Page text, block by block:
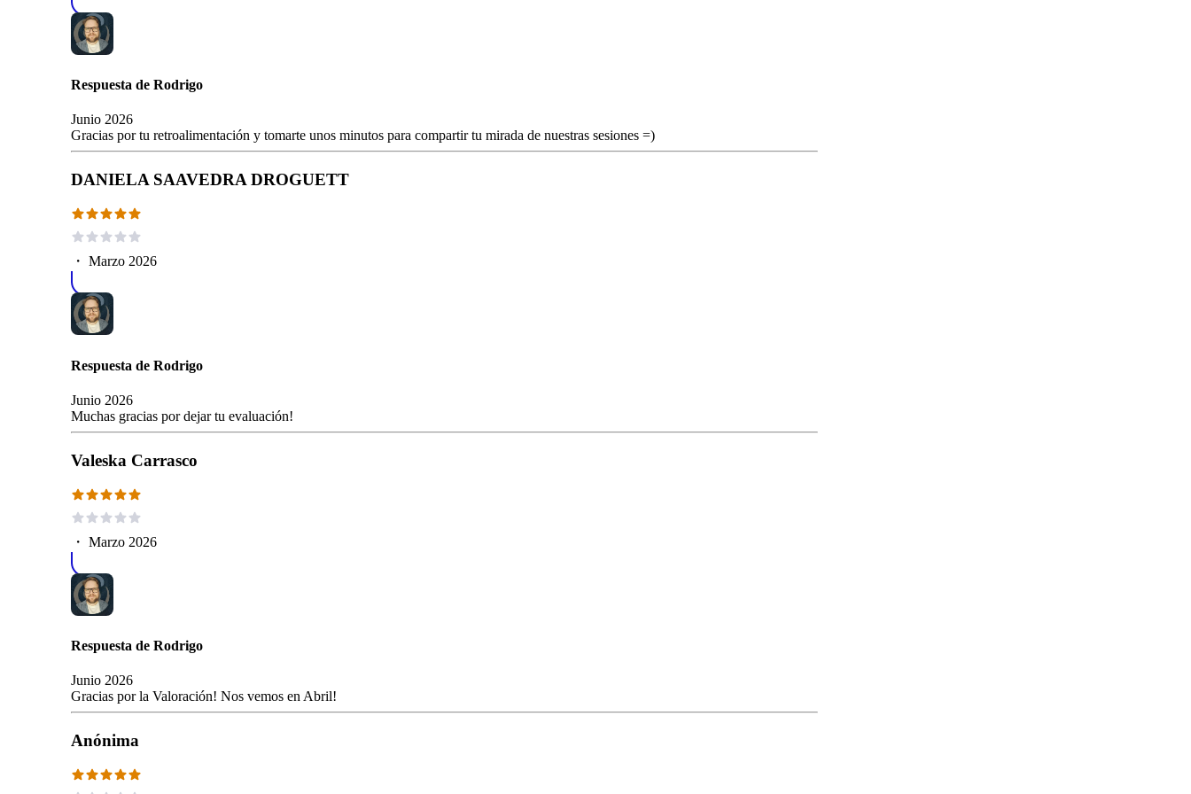
Respuesta de Rodrigo
Junio 2026
Gracias por tu retroalimentación y tomarte unos minutos para compartir tu mirada de nuestras sesiones =)
DANIELA SAAVEDRA DROGUETT
・ Marzo 2026
Respuesta de Rodrigo
Junio 2026
Muchas gracias por dejar tu evaluación!
Valeska Carrasco
・ Marzo 2026
Respuesta de Rodrigo
Junio 2026
Gracias por la Valoración! Nos vemos en Abril!
Anónima